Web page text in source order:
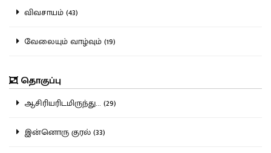
விவசாயம் (43)
வேலையும் வாழ்வும் (19)
தொகுப்பு
ஆசிரியரிடமிருந்து... (29)
இன்னொரு குரல் (33)